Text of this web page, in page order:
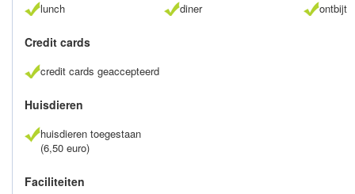
lunch diner ontbijt
Credit cards
credit cards geaccepteerd
Huisdieren
huisdieren toegestaan
(6,50 euro)
Faciliteiten